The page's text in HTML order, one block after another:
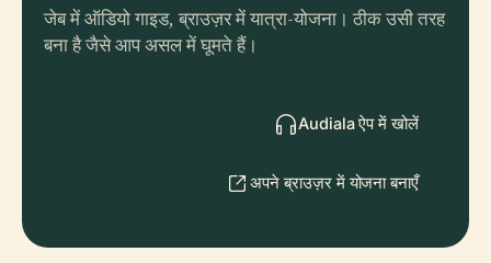
जेब में ऑडियो गाइड, ब्राउज़र में यात्रा-योजना। ठीक उसी तरह
बना है जैसे आप असल में घूमते हैं।
Audiala ऐप में खोलें
अपने ब्राउज़र में योजना बनाएँ